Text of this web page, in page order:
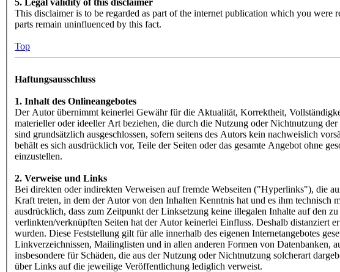
5. Legal validity of this disclaimer
This disclaimer is to be regarded as part of the internet publication which you
parts remain uninfluenced by this fact.
Top
Haftungsausschluss
1. Inhalt des Onlineangebotes
Der Autor übernimmt keinerlei Gewähr für die Aktualität, Korrektheit,
materieller oder ideeller Art beziehen, die durch die Nutzung oder Nichtnutzung
sind grundsätzlich ausgeschlossen, sofern seitens des Autors kein nachweislich
behält es sich ausdrücklich vor, Teile der Seiten oder das gesamte Angebot ohne
einzustellen.
2. Verweise und Links
Bei direkten oder indirekten Verweisen auf fremde Webseiten ("Hyperlinks"), die
Kraft treten, in dem der Autor von den Inhalten Kenntnis hat und es ihm
ausdrücklich, dass zum Zeitpunkt der Linksetzung keine illegalen Inhalte auf den
verlinkten/verknüpften Seiten hat der Autor keinerlei Einfluss. Deshalb distanziert
wurden. Diese Feststellung gilt für alle innerhalb des eigenen Internetangebotes
Linkverzeichnissen, Mailinglisten und in allen anderen Formen von Datenbanken,
insbesondere für Schäden, die aus der Nutzung oder Nichtnutzung solcherart
über Links auf die jeweilige Veröffentlichung lediglich verweist.